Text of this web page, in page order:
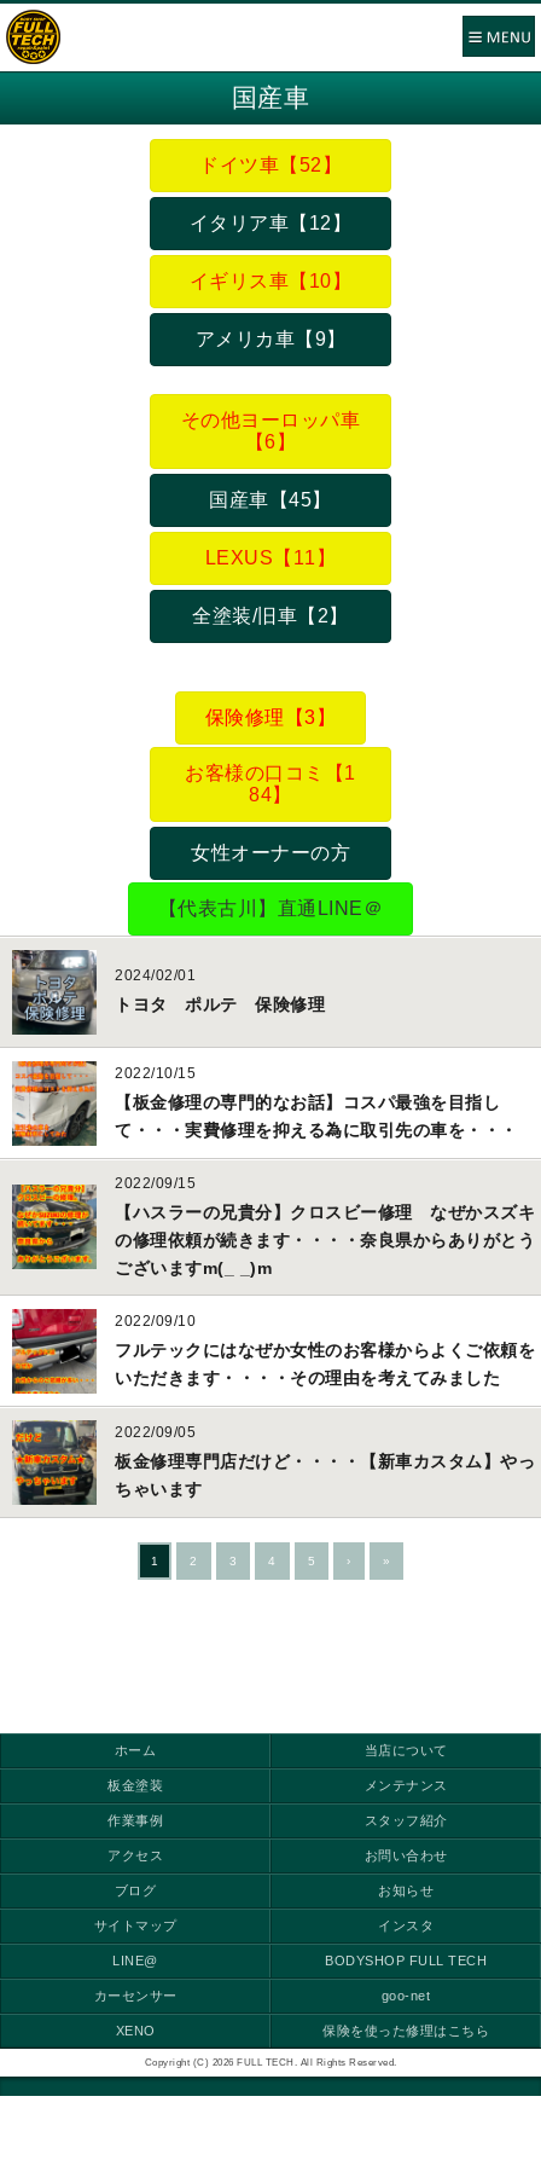
国産車
ドイツ車【52】
イタリア車【12】
イギリス車【10】
アメリカ車【9】
その他ヨーロッパ車
【6】
国産車【45】
LEXUS【11】
全塗装/旧車【2】
保険修理【3】
お客様の口コミ【1
84】
女性オーナーの方
【代表古川】直通LINE＠
2024/02/01
トヨタ ポルテ 保険修理
2022/10/15
【板金修理の専門的なお話】コスパ最強を目指し
て・・・実費修理を抑える為に取引先の車を・・・
2022/09/15
【ハスラーの兄貴分】クロスビー修理 なぜかスズキ
の修理依頼が続きます・・・・奈良県からありがとう
ございますm(_ _)m
2022/09/10
フルテックにはなぜか女性のお客様からよくご依頼を
いただきます・・・・その理由を考えてみました
2022/09/05
板金修理専門店だけど・・・・【新車カスタム】やっ
ちゃいます
1 2 3 4 5 › »
ホーム 当店について
板金塗装 メンテナンス
作業事例 スタッフ紹介
アクセス お問い合わせ
ブログ お知らせ
サイトマップ インスタ
LINE@ BODYSHOP FULL TECH
カーセンサー goo-net
XENO 保険を使った修理はこちら
Copyright (C) 2026 FULL TECH. All Rights Reserved.